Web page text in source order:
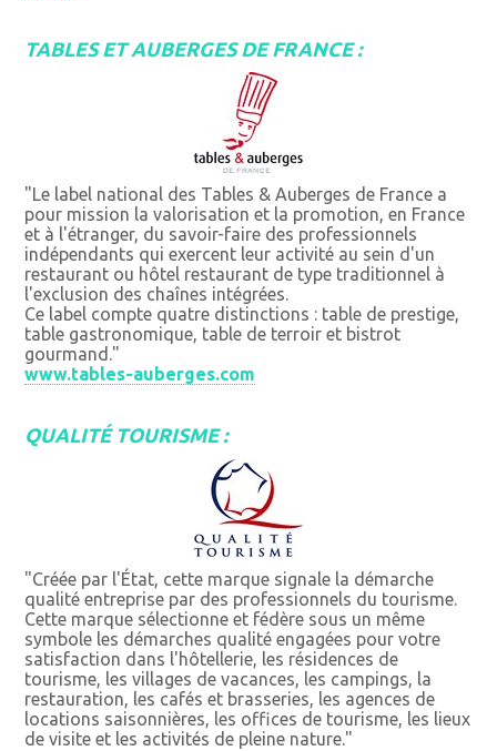
TABLES ET AUBERGES DE FRANCE :
"Le label national des Tables & Auberges de France a
pour mission la valorisation et la promotion, en France
et à l'étranger, du savoir-faire des professionnels
indépendants qui exercent leur activité au sein d'un
restaurant ou hôtel restaurant de type traditionnel à
l'exclusion des chaînes intégrées.
Ce label compte quatre distinctions : table de prestige,
table gastronomique, table de terroir et bistrot
gourmand."
www.tables-auberges.com
QUALITÉ TOURISME :
"Créée par l'État, cette marque signale la démarche
qualité entreprise par des professionnels du tourisme.
Cette marque sélectionne et fédère sous un même
symbole les démarches qualité engagées pour votre
satisfaction dans l'hôtellerie, les résidences de
tourisme, les villages de vacances, les campings, la
restauration, les cafés et brasseries, les agences de
locations saisonnières, les offices de tourisme, les lieux
de visite et les activités de pleine nature."